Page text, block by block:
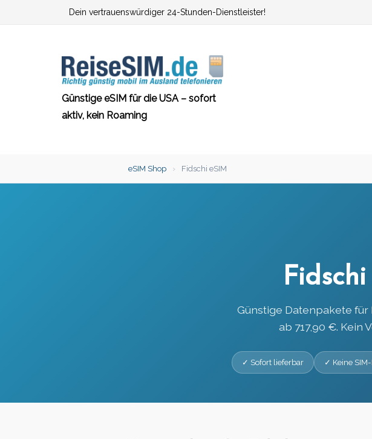
Dein vertrauenswürdiger 24-Stunden-Dienstleister!
Günstige eSIM für die USA – sofort
aktiv, kein Roaming
eSIM Shop › Fidschi eSIM
Günstige Datenpakete für
ab 717,90 €. Kein
✓ Sofort lieferbar ✓ Keine